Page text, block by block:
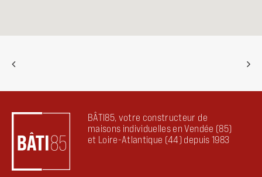
BÂTI85, votre constructeur de
maisons individuelles en Vendée (85)
et Loire-Atlantique (44) depuis 1983